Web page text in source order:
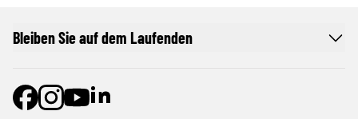
Bleiben Sie auf dem Laufenden